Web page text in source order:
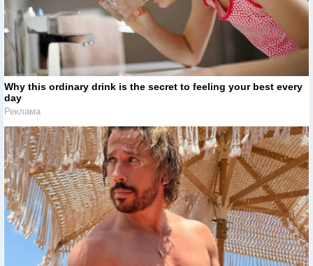
Why this ordinary drink is the secret to feeling your best every
day
Реклама